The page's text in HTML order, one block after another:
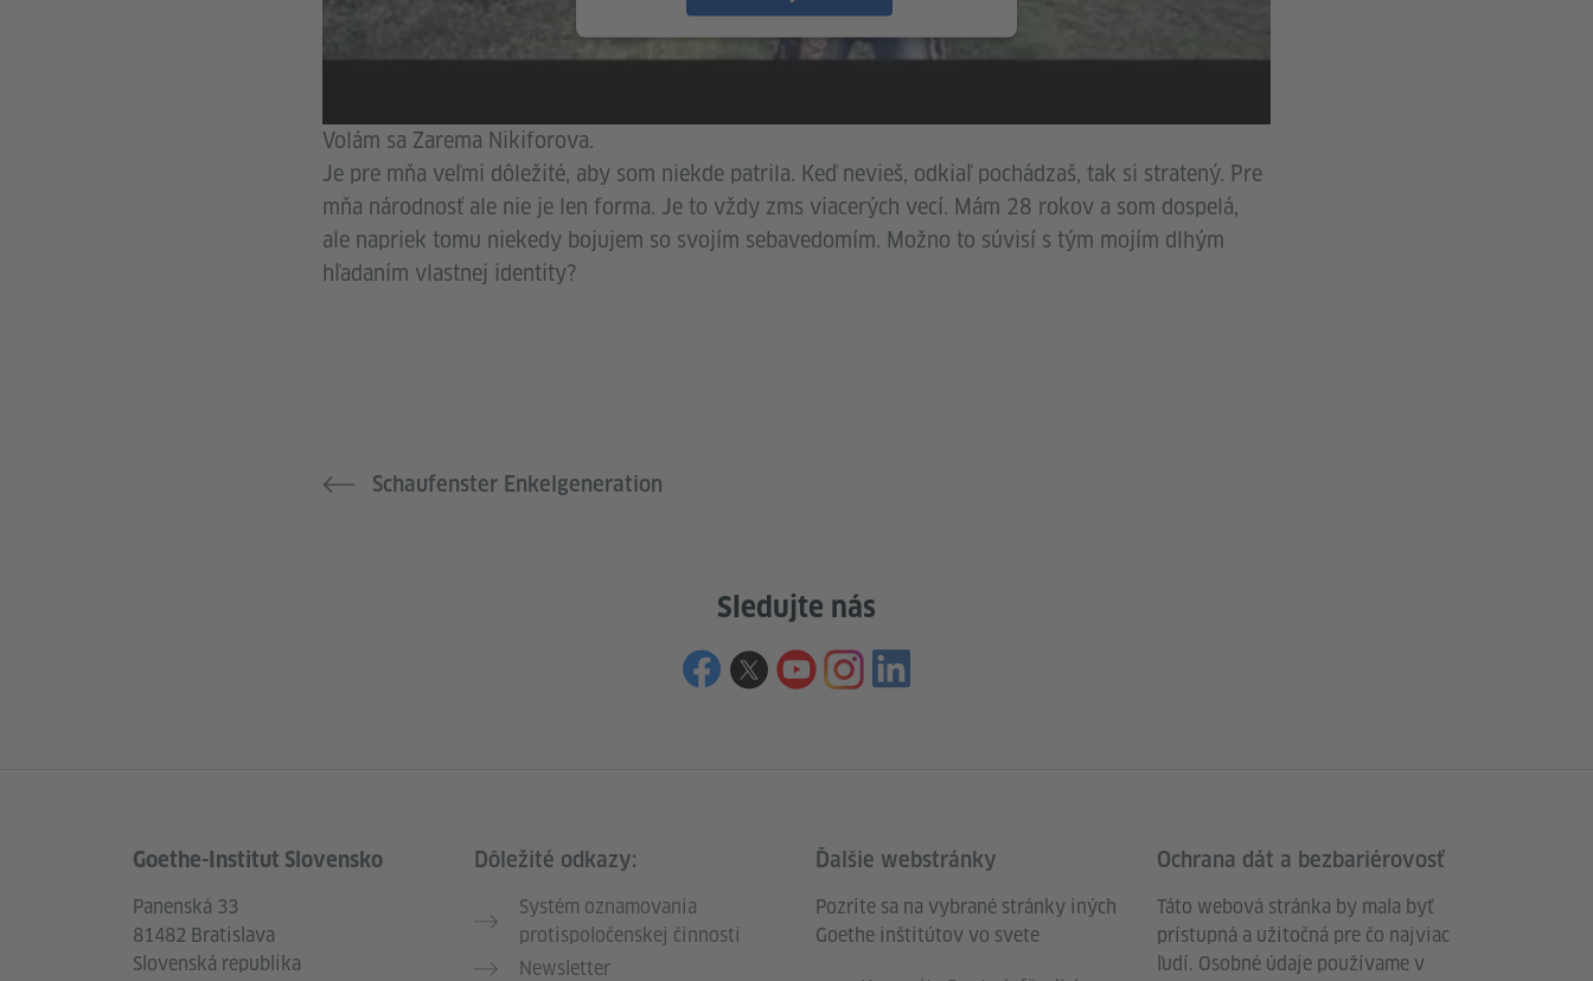
Volám sa Zarema Nikiforova.
Je pre mňa veľmi dôležité, aby som niekde patrila. Keď nevieš, odkiaľ pochádzaš, tak si stratený. Pre
mňa národnosť ale nie je len forma. Je to vždy zms viacerých vecí. Mám 28 rokov a som dospelá,
ale napriek tomu niekedy bojujem so svojím sebavedomím. Možno to súvisí s tým mojím dlhým
hľadaním vlastnej identity?
Schaufenster Enkelgeneration
Sledujte nás
Service- und Informationsbereich
Goethe-Institut Slovensko
Panenská 33
81482 Bratislava
Slovenská republika
Dôležité odkazy:
Systém oznamovania
protispoločenskej činnosti
Newsletter
Ďalšie webstránky
Pozrite sa na vybrané stránky iných
Goethe inštitútov vo svete
Ochrana dát a bezbariérovosť
Táto webová stránka by mala byť
prístupná a užitočná pre čo najviac
ľudí. Osobné údaje používame v